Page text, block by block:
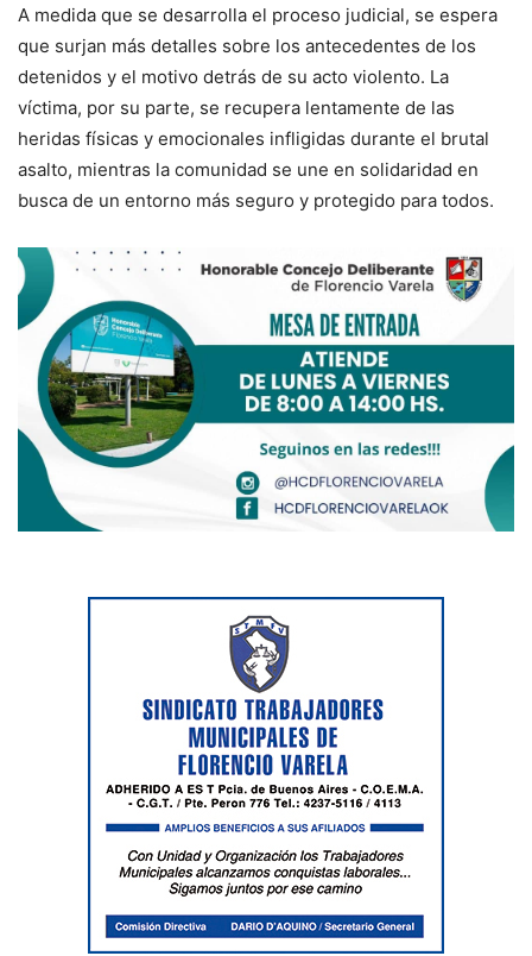
A medida que se desarrolla el proceso judicial, se espera
que surjan más detalles sobre los antecedentes de los
detenidos y el motivo detrás de su acto violento. La
víctima, por su parte, se recupera lentamente de las
heridas físicas y emocionales infligidas durante el brutal
asalto, mientras la comunidad se une en solidaridad en
busca de un entorno más seguro y protegido para todos.